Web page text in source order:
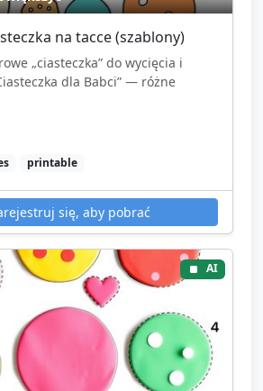
na tacce (szablony)
„ciasteczka” do wycięcia i
dla Babci” — różne
printable
się, aby pobrać
AI